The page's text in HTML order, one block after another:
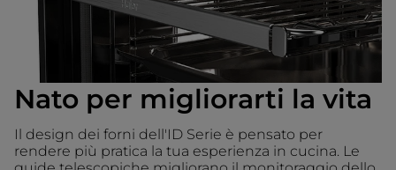
Nato per migliorarti la vita
Il design dei forni dell'ID Serie è pensato per
rendere più pratica la tua esperienza in cucina. Le